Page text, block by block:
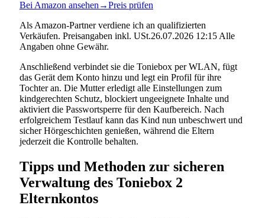
Bei Amazon ansehen→Preis prüfen
Als Amazon-Partner verdiene ich an qualifizierten
Verkäufen. Preisangaben inkl. USt.26.07.2026 12:15 Alle
Angaben ohne Gewähr.
Anschließend verbindet sie die Toniebox per WLAN, fügt
das Gerät dem Konto hinzu und legt ein Profil für ihre
Tochter an. Die Mutter erledigt alle Einstellungen zum
kindgerechten Schutz, blockiert ungeeignete Inhalte und
aktiviert die Passwortsperre für den Kaufbereich. Nach
erfolgreichem Testlauf kann das Kind nun unbeschwert und
sicher Hörgeschichten genießen, während die Eltern
jederzeit die Kontrolle behalten.
Tipps und Methoden zur sicheren
Verwaltung des Toniebox 2
Elternkontos